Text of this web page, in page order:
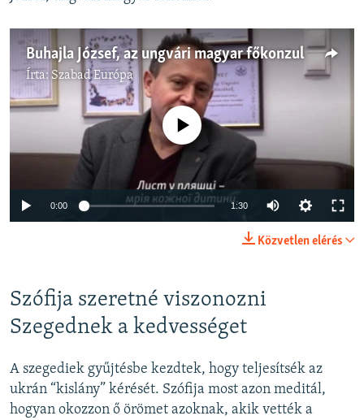
Buhajla József, az ungvári magyar főkonzul
Írta: Szabad Európa
720p 1080p
Jelenleg nincs elérhető tartalom
0:00 1:30
Közvetlen elérés
Szófija szeretné viszonozni
Szegednek a kedvességet
A szegediek gyűjtésbe kezdtek, hogy teljesítsék az
ukrán “kislány” kérését. Szófija most azon meditál,
hogyan okozzon ő örömet azoknak, akik vették a